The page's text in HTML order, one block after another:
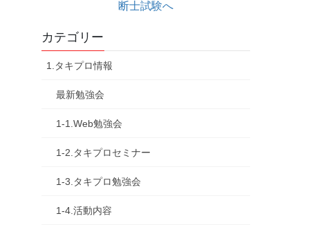
カテゴリー
1.タキプロ情報
最新勉強会
1-1.Web勉強会
1-2.タキプロセミナー
1-3.タキプロ勉強会
1-4.活動内容